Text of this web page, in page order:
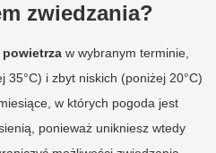
zwiedzania?
w wybranym terminie,
35°C) i zbyt niskich (poniżej 20°C)
w których pogoda jest
ponieważ unikniesz wtedy